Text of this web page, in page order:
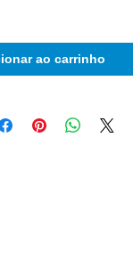
ao carrinho